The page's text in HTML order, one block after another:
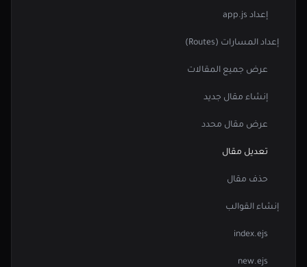
إعداد app.js
إعداد المسارات (Routes)
عرض جميع المقالات
إنشاء مقال جديد
عرض مقال محدد
تعديل مقال
حذف مقال
إنشاء القوالب
index.ejs
new.ejs